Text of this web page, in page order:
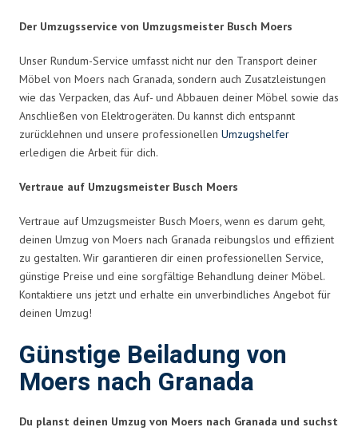
Der Umzugsservice von Umzugsmeister Busch Moers
Unser Rundum-Service umfasst nicht nur den Transport deiner
Möbel von Moers nach Granada, sondern auch Zusatzleistungen
wie das Verpacken, das Auf- und Abbauen deiner Möbel sowie das
Anschließen von Elektrogeräten. Du kannst dich entspannt
zurücklehnen und unsere professionellen Umzugshelfer
erledigen die Arbeit für dich.
Vertraue auf Umzugsmeister Busch Moers
Vertraue auf Umzugsmeister Busch Moers, wenn es darum geht,
deinen Umzug von Moers nach Granada reibungslos und effizient
zu gestalten. Wir garantieren dir einen professionellen Service,
günstige Preise und eine sorgfältige Behandlung deiner Möbel.
Kontaktiere uns jetzt und erhalte ein unverbindliches Angebot für
deinen Umzug!
Günstige Beiladung von
Moers nach Granada
Du planst deinen Umzug von Moers nach Granada und suchst